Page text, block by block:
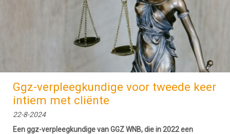
Ggz-verpleegkundige voor tweede keer
intiem met cliënte
22-8-2024
Een ggz-verpleegkundige van GGZ WNB, die in 2022 een